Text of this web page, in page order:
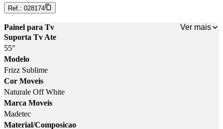
Ref.: 028174
Painel para Tv
Ver mais
Suporta Tv Ate
55"
Modelo
Frizz Sublime
Cor Moveis
Naturale Off White
Marca Moveis
Madetec
Material/Composicao